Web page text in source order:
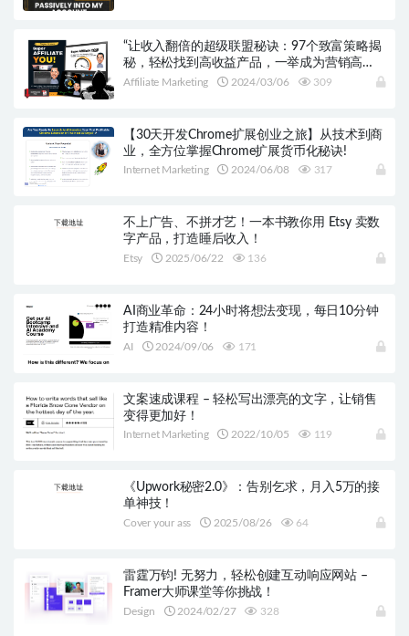
“让收入翻倍的超级联盟秘诀：97个致富策略揭
秘，轻松找到高收益产品，一举成为营销高
手！
Affiliate Marketing 2024/03/06 309
【30天开发Chrome扩展创业之旅】从技术到商
业，全方位掌握Chrome扩展货币化秘诀!
Internet Marketing 2024/06/08 317
不上广告、不拼才艺！一本书教你用 Etsy 卖数
字产品，打造睡后收入！
Etsy 2025/06/22 136
AI商业革命：24小时将想法变现，每日10分钟
打造精准内容！
AI 2024/09/06 171
文案速成课程 – 轻松写出漂亮的文字，让销售
变得更加好！
Internet Marketing 2022/10/05 119
《Upwork秘密2.0》：告别乞求，月入5万的接
单神技！
Cover your ass 2025/08/26 64
雷霆万钧! 无努力，轻松创建互动响应网站 –
Framer大师课堂等你挑战！
Design 2024/02/27 328